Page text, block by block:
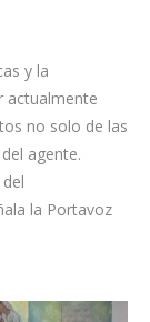
y la
actualmente
no solo de las
agente.
la Portavoz